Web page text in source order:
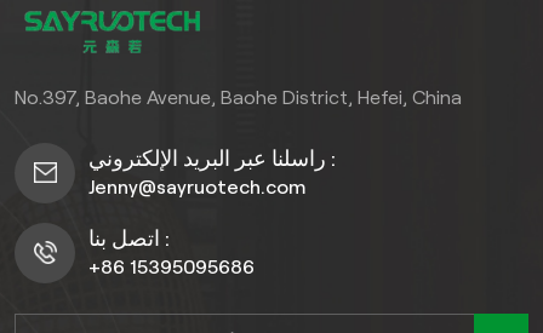
السياج ذو الشرائح المشتركة
لتحمل الظروف الجوية القاسية
بتصميمه ذي الشرائح.
No.397, Baohe Avenue, Baohe District, Hefei, China
راسلنا عبر البريد الإلكتروني :
Jenny@sayruotech.com
اتصل بنا :
+86 15395095686